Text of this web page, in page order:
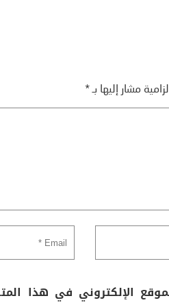
مشار إليها بـ*
الإلكتروني في هذا